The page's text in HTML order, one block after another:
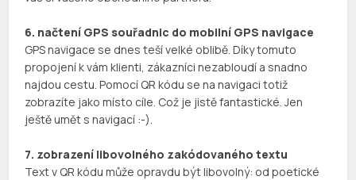
6. načtení GPS souřadnic do mobilní GPS navigace
GPS navigace se dnes teší velké oblibě. Díky tomuto
propojení k vám klienti, zákazníci nezabloudí a snadno
najdou cestu. Pomocí QR kódu se na navigaci totiž
zobrazíte jako místo cíle. Což je jistě fantastické. Jen
ještě umět s navigací :-).
7. zobrazení libovolného zakódovaného textu
Text v QR kódu může opravdu být libovolný: od poetické